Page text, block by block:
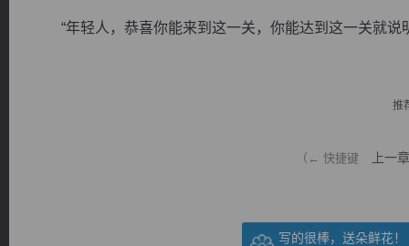
“年轻人，恭喜你能来到这一关，你能达到这一关就说
推
（← 快捷键 上一章
写的很棒，送朵鲜花！